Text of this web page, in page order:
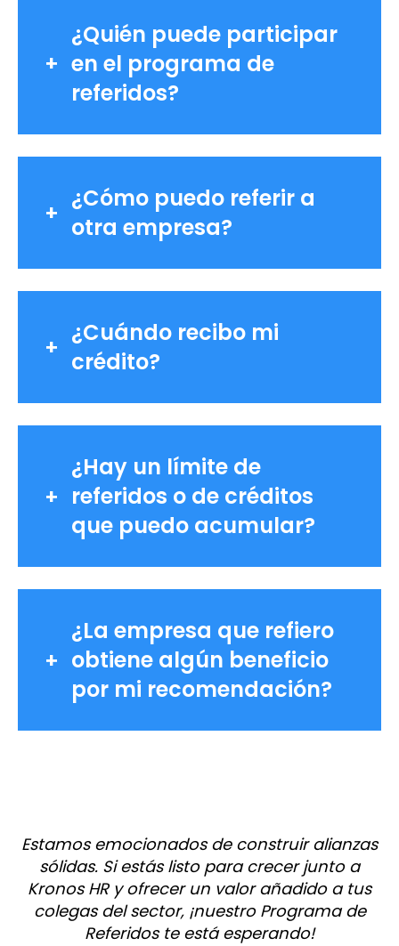
¿Quién puede participar
en el programa de
referidos?
¿Cómo puedo referir a
otra empresa?
¿Cuándo recibo mi
crédito?
¿Hay un límite de
referidos o de créditos
que puedo acumular?
¿La empresa que refiero
obtiene algún beneficio
por mi recomendación?
Estamos emocionados de construir alianzas
sólidas. Si estás listo para crecer junto a
Kronos HR y ofrecer un valor añadido a tus
colegas del sector, ¡nuestro Programa de
Referidos te está esperando!